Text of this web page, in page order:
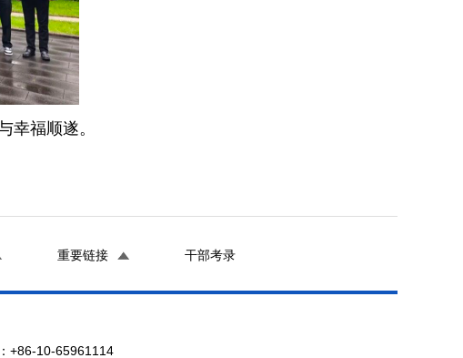
幸福顺遂。
重要链接 干部考录
+86-10-65961114